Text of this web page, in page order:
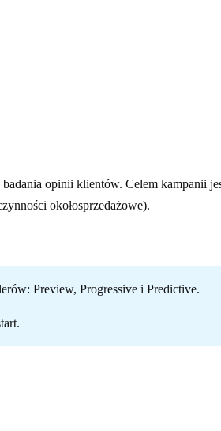
opinii klientów. Celem kampanii
okołosprzedażowe).
Preview, Progressive i Predictive.